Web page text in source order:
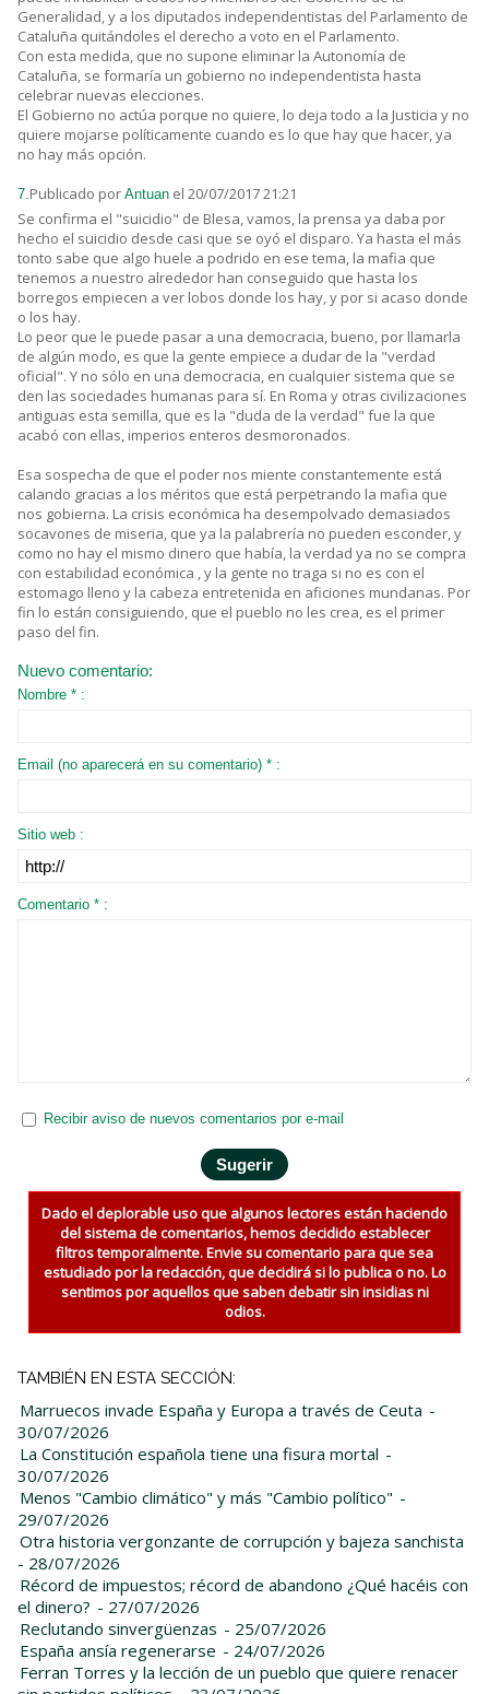
Generalidad, y a los diputados independentistas del Parlamento de
Cataluña quitándoles el derecho a voto en el Parlamento.
Con esta medida, que no supone eliminar la Autonomía de
Cataluña, se formaría un gobierno no independentista hasta
celebrar nuevas elecciones.
El Gobierno no actúa porque no quiere, lo deja todo a la Justicia y no
quiere mojarse políticamente cuando es lo que hay que hacer, ya
no hay más opción.
7.Publicado por Antuan el 20/07/2017 21:21
Se confirma el "suicidio" de Blesa, vamos, la prensa ya daba por
hecho el suicidio desde casi que se oyó el disparo. Ya hasta el más
tonto sabe que algo huele a podrido en ese tema, la mafia que
tenemos a nuestro alrededor han conseguido que hasta los
borregos empiecen a ver lobos donde los hay, y por si acaso donde
o los hay.
Lo peor que le puede pasar a una democracia, bueno, por llamarla
de algún modo, es que la gente empiece a dudar de la "verdad
oficial". Y no sólo en una democracia, en cualquier sistema que se
den las sociedades humanas para sí. En Roma y otras civilizaciones
antiguas esta semilla, que es la "duda de la verdad" fue la que
acabó con ellas, imperios enteros desmoronados.
Esa sospecha de que el poder nos miente constantemente está
calando gracias a los méritos que está perpetrando la mafia que
nos gobierna. La crisis económica ha desempolvado demasiados
socavones de miseria, que ya la palabrería no pueden esconder, y
como no hay el mismo dinero que había, la verdad ya no se compra
con estabilidad económica , y la gente no traga si no es con el
estomago lleno y la cabeza entretenida en aficiones mundanas. Por
fin lo están consiguiendo, que el pueblo no les crea, es el primer
paso del fin.
Nuevo comentario:
Nombre * :
Email (no aparecerá en su comentario) * :
Sitio web :
Comentario * :
Recibir aviso de nuevos comentarios por e-mail
Dado el deplorable uso que algunos lectores están haciendo
del sistema de comentarios, hemos decidido establecer
filtros temporalmente. Envie su comentario para que sea
estudiado por la redacción, que decidirá si lo publica o no. Lo
sentimos por aquellos que saben debatir sin insidias ni
odios.
TAMBIÉN EN ESTA SECCIÓN:
Marruecos invade España y Europa a través de Ceuta -
30/07/2026
La Constitución española tiene una fisura mortal -
30/07/2026
Menos "Cambio climático" y más "Cambio político" -
29/07/2026
Otra historia vergonzante de corrupción y bajeza sanchista
- 28/07/2026
Récord de impuestos; récord de abandono ¿Qué hacéis con
el dinero? - 27/07/2026
Reclutando sinvergüenzas - 25/07/2026
España ansía regenerarse - 24/07/2026
Ferran Torres y la lección de un pueblo que quiere renacer